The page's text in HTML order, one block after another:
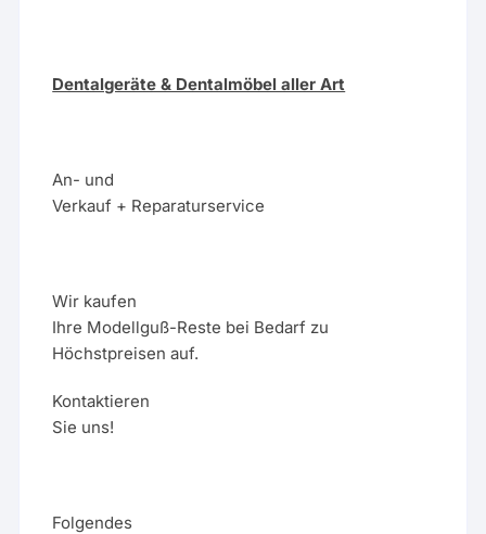
Dentalgeräte & Dentalmöbel aller Art
An- und
Verkauf + Reparaturservice
Wir kaufen
Ihre Modellguß-Reste bei Bedarf zu
Höchstpreisen auf.
Kontaktieren
Sie uns!
Folgendes